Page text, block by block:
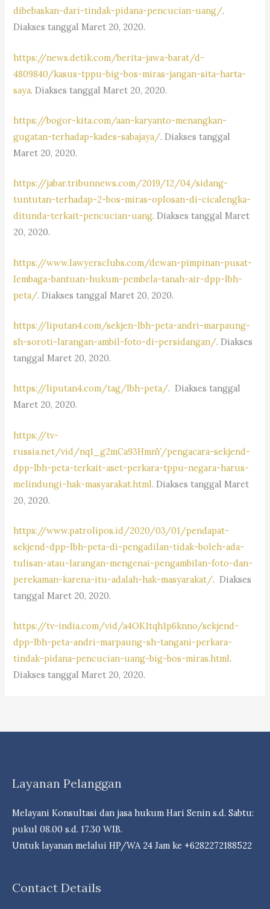
dibebaskan-dari-tindak-pidana-pencucian-uang/.
Diakses tanggal Maret 20, 2020.
https://news.detik.com/berita-jawa-barat/d-
4809840/kasus-tppu-big-bos-miras-jangan-sita-harta-
saya. Diakses tanggal Maret 20, 2020.
https://bogor-kita.com/aan-karyanto-menangkan-
gugatan-terhadap-kades-sabajaya/. Diakses tanggal
Maret 20, 2020.
https://jabar.tribunnews.com/2019/12/04/sidang-
tuntutan-terhadap-2-bos-miras-oplosan-di-cicalengka-
ditunda-terkait-pencucian-uang. Diakses tanggal Maret
20, 2020.
https://www.lawyersclubs.com/dewan-pimpinan-pusat-
lembaga-bantuan-hukum-pembela-tanah-air-dpp-lbh-
peta/. Diakses tanggal Maret 20, 2020.
https://liputan4.com/sekjen-lbh-peta-andri-marpaung-
sh-soroti-larangan-ambil-foto-di-persidangan/. Diakses
tanggal Maret 20, 2020.
https://liputan4.com/tag/lbh-peta/. Diakses tanggal
Maret 20, 2020.
https://tv-
russia.net/vid/nq1_g2mCa93HmnY/pengacara-sekjend-
dpp-lbh-peta-terkait-aset-perkara-tppu-negara-harus-
melindungi-hak-masyarakat.html. Diakses tanggal Maret
20, 2020.
https://www.patrolipos.id/2020/03/01/pendapat-
sekjend-dpp-lbh-peta-di-pengadilan-tidak-boleh-ada-
tulisan-atau-larangan-mengenai-pengambilan-foto-dan-
perekaman-karena-itu-adalah-hak-masyarakat/. Diakses
tanggal Maret 20, 2020.
https://tv-india.com/vid/a4OK1tqh1p6knno/sekjend-
dpp-lbh-peta-andri-marpaung-sh-tangani-perkara-
tindak-pidana-pencucian-uang-big-bos-miras.html.
Diakses tanggal Maret 20, 2020.
Layanan Pelanggan
Melayani Konsultasi dan jasa hukum Hari Senin s.d. Sabtu:
pukul 08.00 s.d. 17.30 WIB.
Untuk layanan melalui HP/WA 24 Jam ke +6282272188522
Contact Details